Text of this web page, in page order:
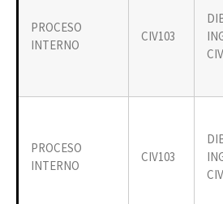
PROCESO
INTERNO
CIV103
PROCESO
INTERNO
CIV103